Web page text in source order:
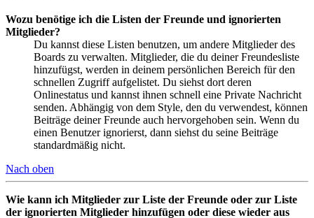
Wozu benötige ich die Listen der Freunde und ignorierten
Mitglieder?
Du kannst diese Listen benutzen, um andere Mitglieder des
Boards zu verwalten. Mitglieder, die du deiner Freundesliste
hinzufügst, werden in deinem persönlichen Bereich für den
schnellen Zugriff aufgelistet. Du siehst dort deren
Onlinestatus und kannst ihnen schnell eine Private Nachricht
senden. Abhängig von dem Style, den du verwendest, können
Beiträge deiner Freunde auch hervorgehoben sein. Wenn du
einen Benutzer ignorierst, dann siehst du seine Beiträge
standardmäßig nicht.
Nach oben
Wie kann ich Mitglieder zur Liste der Freunde oder zur Liste
der ignorierten Mitglieder hinzufügen oder diese wieder aus